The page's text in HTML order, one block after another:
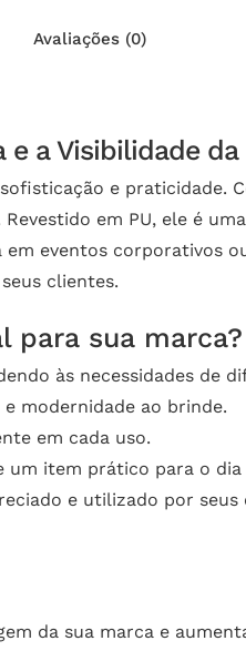
Avaliações (0)
e a Visibilidade da
e praticidade.
em PU, ele é
eventos corporativos
clientes.
para sua marca?
às necessidades de
modernidade ao brinde.
em cada uso.
item prático para o dia
e utilizado por
da sua marca e